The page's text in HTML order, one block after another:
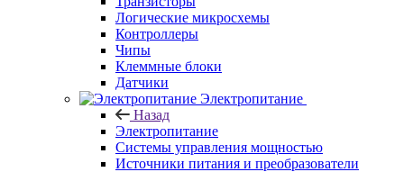
Логические микросхемы
Контроллеры
Чипы
Клеммные блоки
Датчики
Электропитание
Назад
Электропитание
Системы управления мощностью
Источники питания и преобразователи